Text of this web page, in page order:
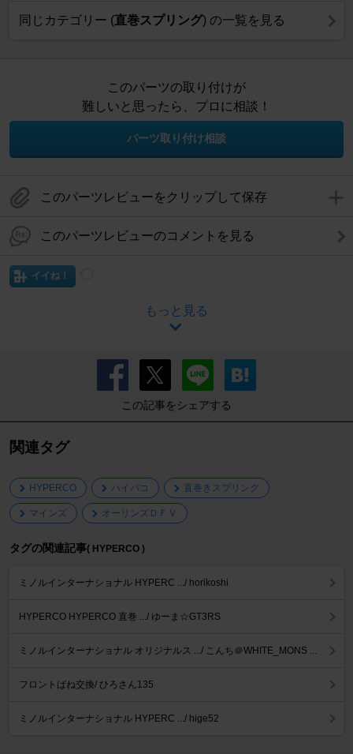
同じカテゴリー (直巻スプリング) の一覧を見る
このパーツの取り付けが
難しいと思ったら、プロに相談！
パーツ取り付け相談
このパーツレビューをクリップして保存
このパーツレビューのコメントを見る
イイね！
もっと見る
この記事をシェアする
関連タグ
HYPERCO ハイパコ 直巻きスプリング
マインズ オーリンズＤＦＶ
タグの関連記事( HYPERCO )
ミノルインターナショナル HYPERC .../ horikoshi
HYPERCO HYPERCO 直巻 .../ ゆーま☆GT3RS
ミノルインターナショナル オリジナルス .../ こんち＠WHITE_MONS ...
フロントばね交換/ ひろさん135
ミノルインターナショナル HYPERC .../ hige52